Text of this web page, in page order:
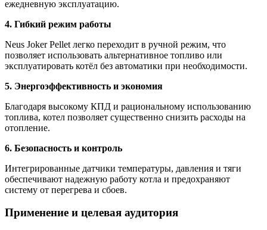
ежедневную эксплуатацию.
4. Гибкий режим работы
Neus Joker Pellet легко переходит в ручной режим, что
позволяет использовать альтернативное топливо или
эксплуатировать котёл без автоматики при необходимости.
5. Энергоэффективность и экономия
Благодаря высокому КПД и рациональному использованию
топлива, котел позволяет существенно снизить расходы на
отопление.
6. Безопасность и контроль
Интегрированные датчики температуры, давления и тяги
обеспечивают надежную работу котла и предохраняют
систему от перегрева и сбоев.
Применение и целевая аудитория